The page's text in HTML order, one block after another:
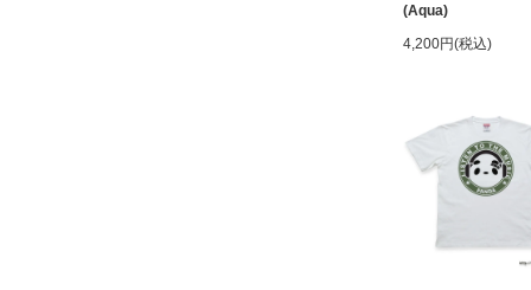
(Aqua)
4,200円(税込)